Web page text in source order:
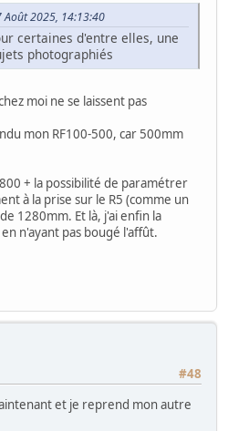
Août 2025, 14:13:40
certaines d'entre elles, une
photographiés
moi ne se laissent pas
mon RF100-500, car 500mm
+ la possibilité de paramétrer
à la prise sur le R5 (comme un
1280mm. Et là, j'ai enfin la
n'ayant pas bougé l'affût.
#48
et je reprend mon autre